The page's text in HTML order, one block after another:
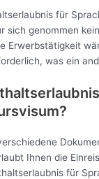
für
sich genommen
Erwerbstätigkeit
was ein
Ihnen die
für